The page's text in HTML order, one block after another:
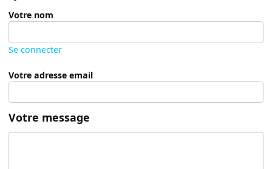
Votre nom
Se connecter
Votre adresse email
Votre message